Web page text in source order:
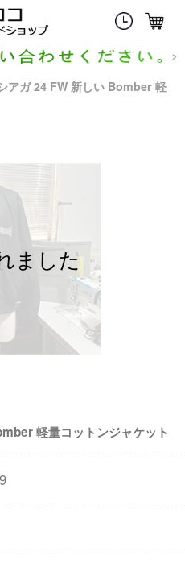
アガ 24 FW 新しい Bomber 軽
軽量コットンジャケット